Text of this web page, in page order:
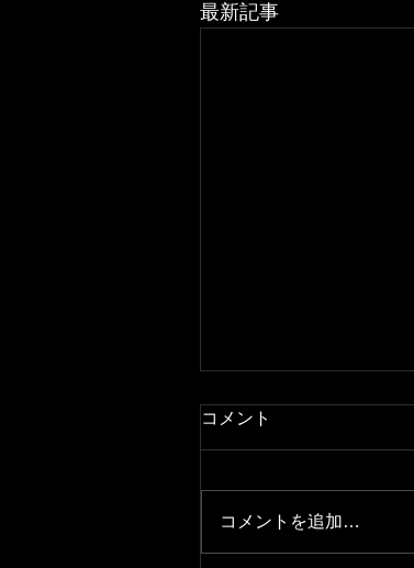
最新記事
コメント
コメントを追加…